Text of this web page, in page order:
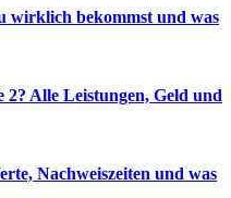
wirklich bekommst und was
2? Alle Leistungen, Geld und
Nachweiszeiten und was